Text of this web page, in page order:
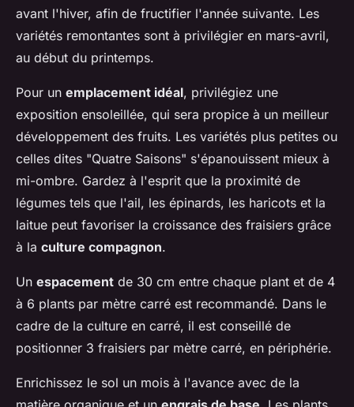
avant l'hiver, afin de fructifier l'année suivante. Les
variétés remontantes sont à privilégier en mars-avril,
au début du printemps.
Pour un emplacement idéal, privilégiez une
exposition ensoleillée, qui sera propice à un meilleur
développement des fruits. Les variétés plus petites ou
celles dites "Quatre Saisons" s'épanouissent mieux à
mi-ombre. Gardez à l'esprit que la proximité de
légumes tels que l'ail, les épinards, les haricots et la
laitue peut favoriser la croissance des fraisiers grâce
à la culture compagnon.
Un espacement de 30 cm entre chaque plant et de 4
à 6 plants par mètre carré est recommandé. Dans le
cadre de la culture en carré, il est conseillé de
positionner 3 fraisiers par mètre carré, en périphérie.
Enrichissez le sol un mois à l'avance avec de la